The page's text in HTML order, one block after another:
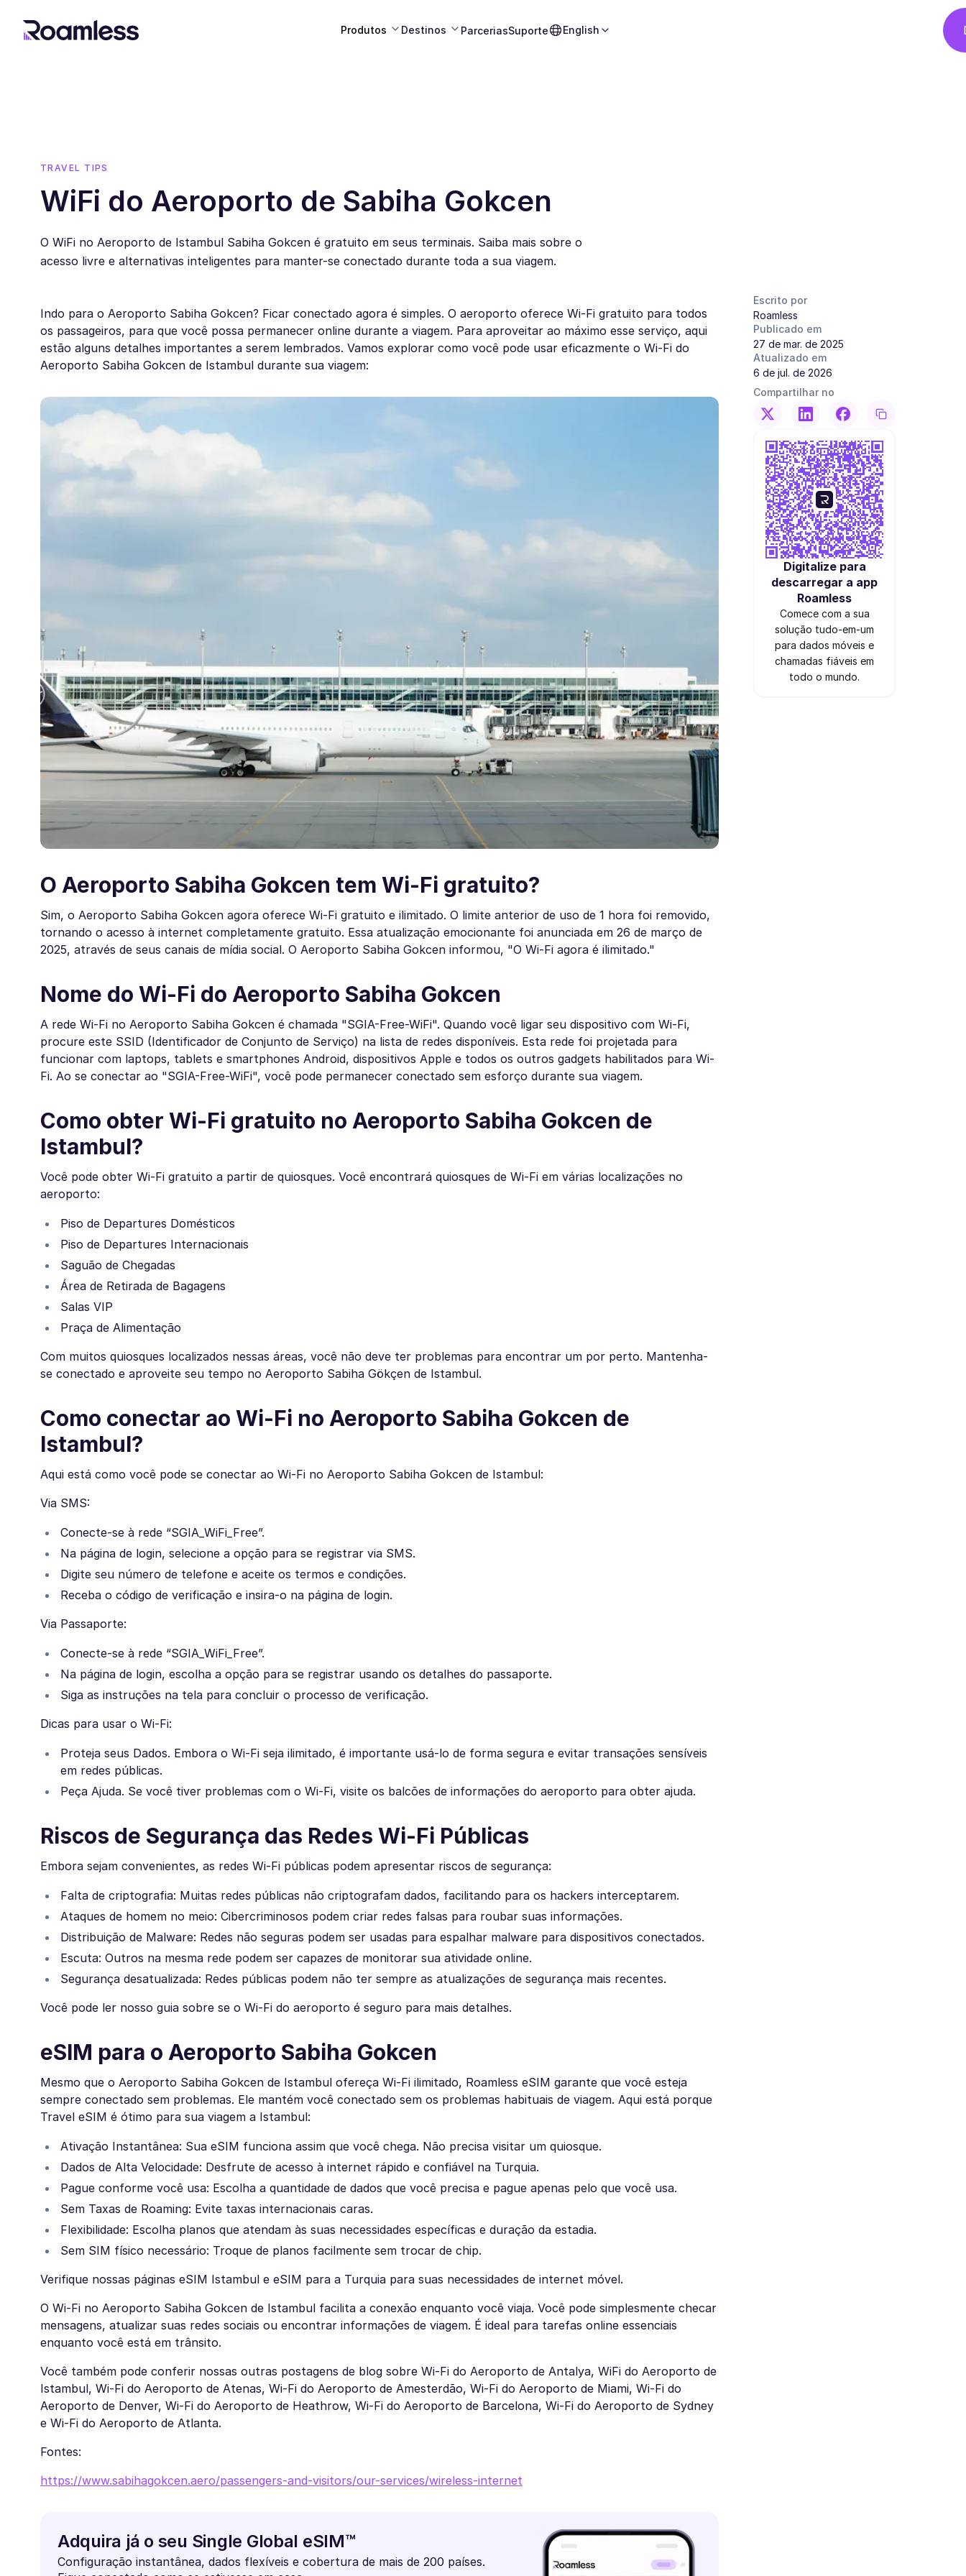
Produtos Destinos ParceriasSuporte English
TRAVEL TIPS
WiFi do Aeroporto de Sabiha Gokcen
O WiFi no Aeroporto de Istambul Sabiha Gokcen é gratuito em seus terminais. Saiba mais sobre o
acesso livre e alternativas inteligentes para manter-se conectado durante toda a sua viagem.
Indo para o Aeroporto Sabiha Gokcen? Ficar conectado agora é simples. O aeroporto oferece Wi-Fi gratuito para todos
os passageiros, para que você possa permanecer online durante a viagem. Para aproveitar ao máximo esse serviço, aqui
estão alguns detalhes importantes a serem lembrados. Vamos explorar como você pode usar eficazmente o Wi-Fi do
Aeroporto Sabiha Gokcen de Istambul durante sua viagem:
O Aeroporto Sabiha Gokcen tem Wi-Fi gratuito?
Sim, o Aeroporto Sabiha Gokcen agora oferece Wi-Fi gratuito e ilimitado. O limite anterior de uso de 1 hora foi removido,
tornando o acesso à internet completamente gratuito. Essa atualização emocionante foi anunciada em 26 de março de
2025, através de seus canais de mídia social. O Aeroporto Sabiha Gokcen informou, "O Wi-Fi agora é ilimitado."
Nome do Wi-Fi do Aeroporto Sabiha Gokcen
A rede Wi-Fi no Aeroporto Sabiha Gokcen é chamada "SGIA-Free-WiFi". Quando você ligar seu dispositivo com Wi-Fi,
procure este SSID (Identificador de Conjunto de Serviço) na lista de redes disponíveis. Esta rede foi projetada para
funcionar com laptops, tablets e smartphones Android, dispositivos Apple e todos os outros gadgets habilitados para Wi-
Fi. Ao se conectar ao "SGIA-Free-WiFi", você pode permanecer conectado sem esforço durante sua viagem.
Como obter Wi-Fi gratuito no Aeroporto Sabiha Gokcen de
Istambul?
Você pode obter Wi-Fi gratuito a partir de quiosques. Você encontrará quiosques de Wi-Fi em várias localizações no
aeroporto:
Piso de Departures Domésticos
Piso de Departures Internacionais
Saguão de Chegadas
Área de Retirada de Bagagens
Salas VIP
Praça de Alimentação
Com muitos quiosques localizados nessas áreas, você não deve ter problemas para encontrar um por perto. Mantenha-
se conectado e aproveite seu tempo no Aeroporto Sabiha Gökçen de Istambul.
Como conectar ao Wi-Fi no Aeroporto Sabiha Gokcen de
Istambul?
Aqui está como você pode se conectar ao Wi-Fi no Aeroporto Sabiha Gokcen de Istambul:
Via SMS:
Conecte-se à rede “SGIA_WiFi_Free”.
Na página de login, selecione a opção para se registrar via SMS.
Digite seu número de telefone e aceite os termos e condições.
Receba o código de verificação e insira-o na página de login.
Via Passaporte:
Conecte-se à rede “SGIA_WiFi_Free”.
Na página de login, escolha a opção para se registrar usando os detalhes do passaporte.
Siga as instruções na tela para concluir o processo de verificação.
Dicas para usar o Wi-Fi:
Proteja seus Dados. Embora o Wi-Fi seja ilimitado, é importante usá-lo de forma segura e evitar transações sensíveis
em redes públicas.
Peça Ajuda. Se você tiver problemas com o Wi-Fi, visite os balcões de informações do aeroporto para obter ajuda.
Riscos de Segurança das Redes Wi-Fi Públicas
Embora sejam convenientes, as redes Wi-Fi públicas podem apresentar riscos de segurança:
Falta de criptografia: Muitas redes públicas não criptografam dados, facilitando para os hackers interceptarem.
Ataques de homem no meio: Cibercriminosos podem criar redes falsas para roubar suas informações.
Distribuição de Malware: Redes não seguras podem ser usadas para espalhar malware para dispositivos conectados.
Escuta: Outros na mesma rede podem ser capazes de monitorar sua atividade online.
Segurança desatualizada: Redes públicas podem não ter sempre as atualizações de segurança mais recentes.
Você pode ler nosso guia sobre se o Wi-Fi do aeroporto é seguro para mais detalhes.
eSIM para o Aeroporto Sabiha Gokcen
Mesmo que o Aeroporto Sabiha Gokcen de Istambul ofereça Wi-Fi ilimitado, Roamless eSIM garante que você esteja
sempre conectado sem problemas. Ele mantém você conectado sem os problemas habituais de viagem. Aqui está porque
Travel eSIM é ótimo para sua viagem a Istambul:
Ativação Instantânea: Sua eSIM funciona assim que você chega. Não precisa visitar um quiosque.
Dados de Alta Velocidade: Desfrute de acesso à internet rápido e confiável na Turquia.
Pague conforme você usa: Escolha a quantidade de dados que você precisa e pague apenas pelo que você usa.
Sem Taxas de Roaming: Evite taxas internacionais caras.
Flexibilidade: Escolha planos que atendam às suas necessidades específicas e duração da estadia.
Sem SIM físico necessário: Troque de planos facilmente sem trocar de chip.
Verifique nossas páginas eSIM Istambul e eSIM para a Turquia para suas necessidades de internet móvel.
O Wi-Fi no Aeroporto Sabiha Gokcen de Istambul facilita a conexão enquanto você viaja. Você pode simplesmente checar
mensagens, atualizar suas redes sociais ou encontrar informações de viagem. É ideal para tarefas online essenciais
enquanto você está em trânsito.
Você também pode conferir nossas outras postagens de blog sobre Wi-Fi do Aeroporto de Antalya, WiFi do Aeroporto de
Istambul, Wi-Fi do Aeroporto de Atenas, Wi-Fi do Aeroporto de Amesterdão, Wi-Fi do Aeroporto de Miami, Wi-Fi do
Aeroporto de Denver, Wi-Fi do Aeroporto de Heathrow, Wi-Fi do Aeroporto de Barcelona, Wi-Fi do Aeroporto de Sydney
e Wi-Fi do Aeroporto de Atlanta.
Fontes:
https://www.sabihagokcen.aero/passengers-and-visitors/our-services/wireless-internet
Adquira já o seu Single Global eSIM™
Configuração instantânea, dados flexíveis e cobertura de mais de 200 países.
Escrito por
Roamless
Publicado em
27 de mar. de 2025
Atualizado em
6 de jul. de 2026
Compartilhar no
Digitalize para
descarregar a app
Roamless
Comece com a sua
solução tudo-em-um
para dados móveis e
chamadas fiáveis em
todo o mundo.